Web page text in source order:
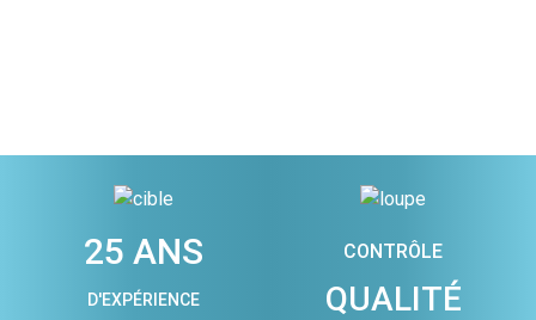
25 ANS
D'EXPÉRIENCE
CONTRÔLE
QUALITÉ